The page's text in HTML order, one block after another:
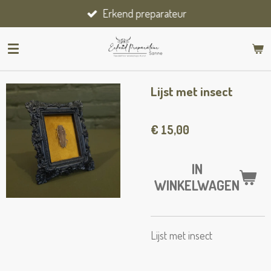
direct
naar
Erkend preparateur
Lijst met insect
€ 15,00
IN
WINKELWAGEN
Lijst met insect